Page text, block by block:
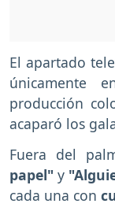
El apartado
únicamente
producción
acaparó los
Fuera del
papel" y
cada una con